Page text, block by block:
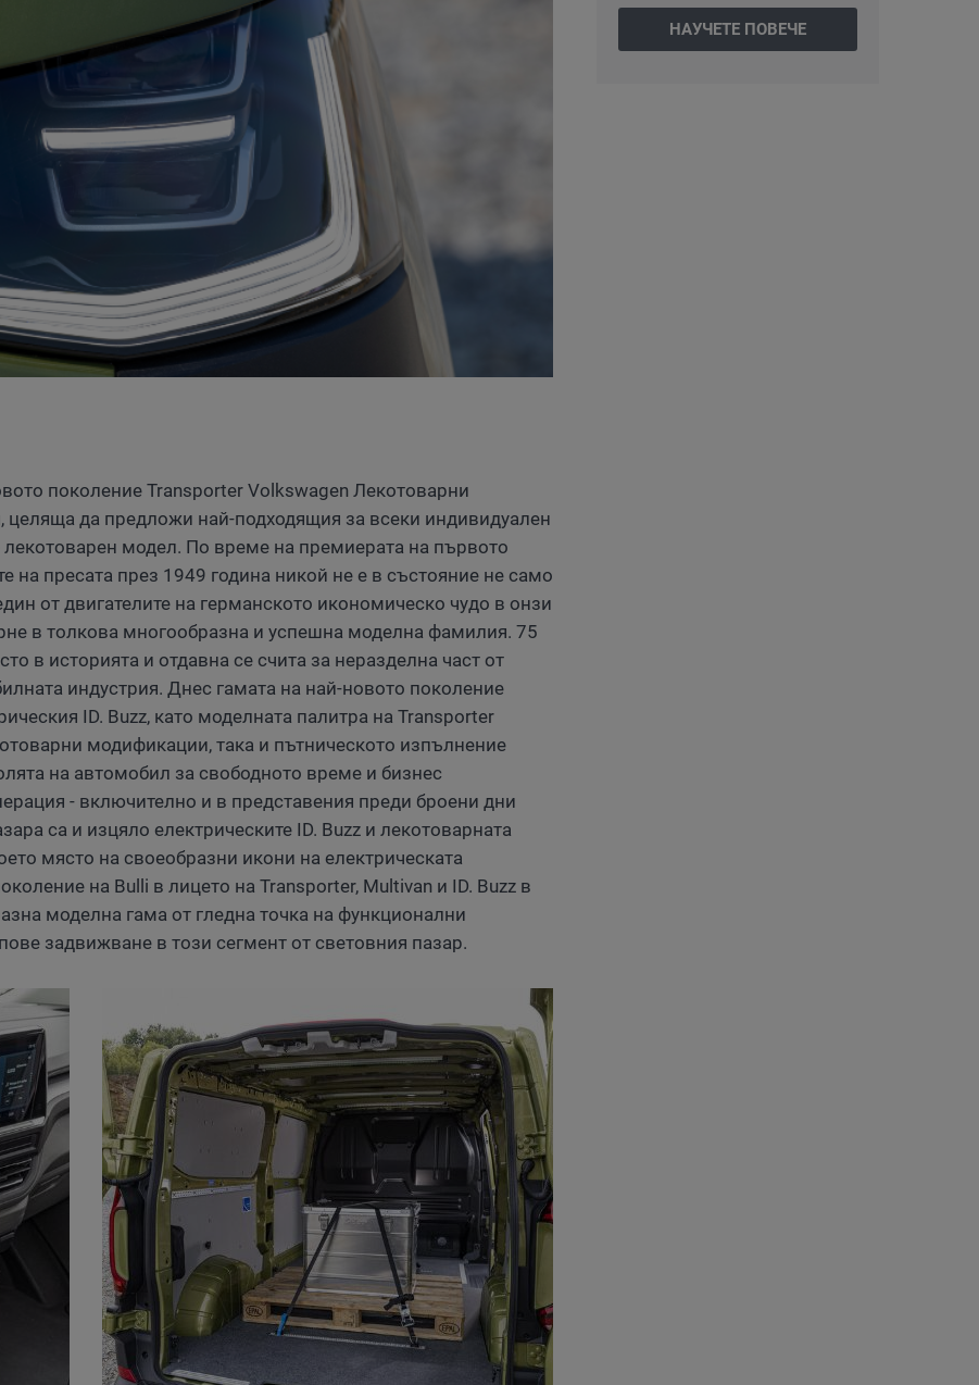
поколение Transporter Volkswagen Лекотоварни
целяща да предложи най-подходящия за всеки индивидуален
модел. По време на премиерата на първото
на пресата през 1949 година никой не е в състояние не само
от двигателите на германското икономическо чудо в онзи
в толкова многообразна и успешна моделна фамилия. 75
в историята и отдавна се счита за неразделна част от
индустрия. Днес гамата на най-новото поколение
ID. Buzz, като моделната палитра на Transporter
модификации, така и пътническото изпълнение
на автомобил за свободното време и бизнес
- включително и в представения преди броени дни
са и изцяло електрическите ID. Buzz и лекотоварната
място на своеобразни икони на електрическата
на Bulli в лицето на Transporter, Multivan и ID. Buzz в
моделна гама от гледна точка на функционални
задвижване в този сегмент от световния пазар.
НАУЧЕТЕ ПОВЕЧЕ